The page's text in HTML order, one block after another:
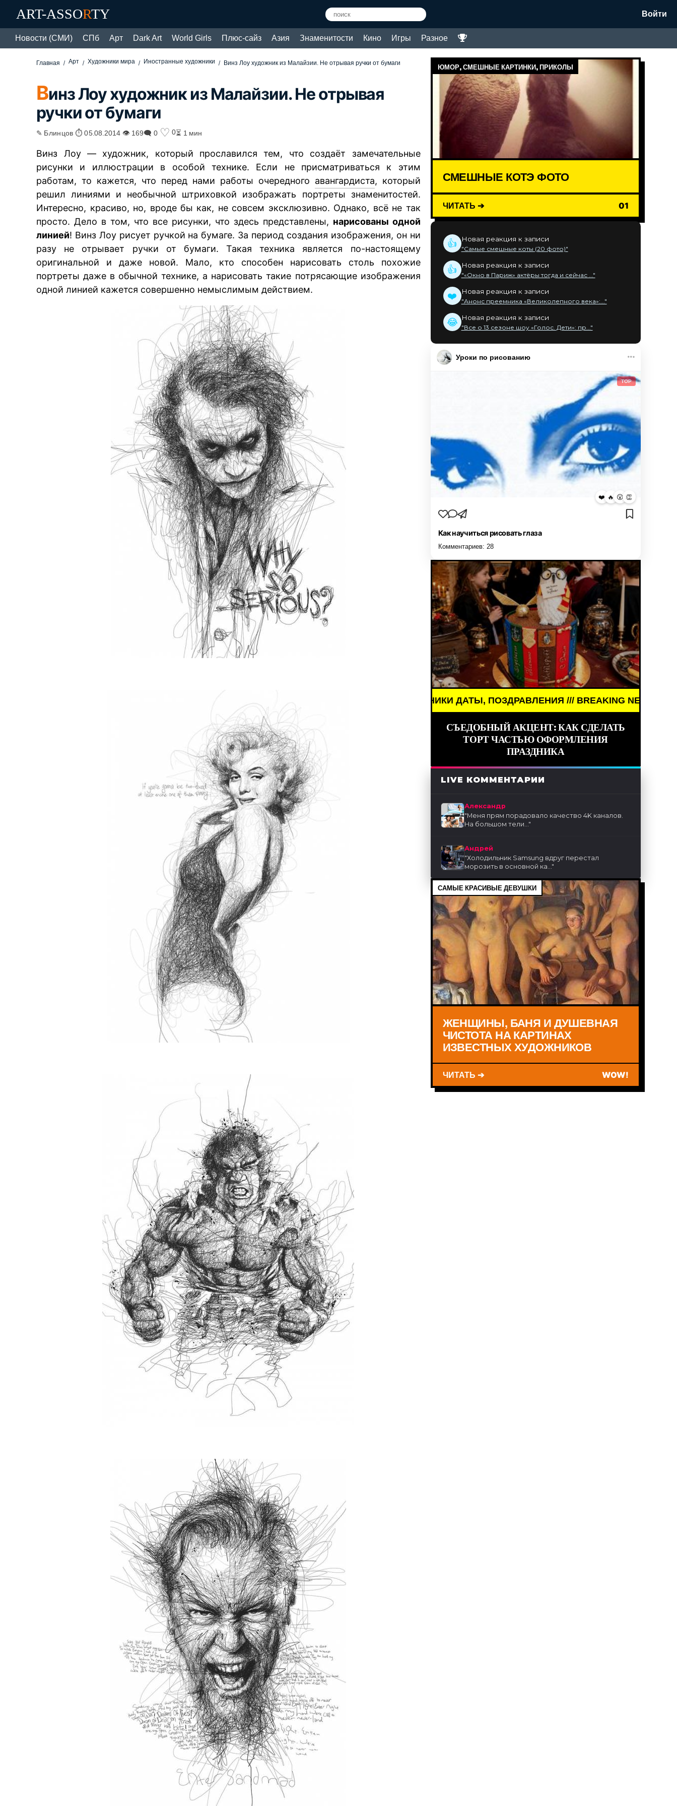
ART-ASSORTY Войти
Новости (СМИ) СПб Арт Dark Art World Girls Плюс-сайз Азия Знаменитости Кино Игры Разное
Главная Арт Художники мира Иностранные художники Винз Лоу художник из Малайзии. Не отрывая ручки от бумаги
Винз Лоу художник из Малайзии. Не отрывая
ручки от бумаги
✎ Блинцов ⏱ 05.08.2014 👁 169🗨 0 ♡ 0⏳ 1 мин
Винз Лоу — художник, который прославился тем, что создаёт замечательные
рисунки и иллюстрации в особой технике. Если не присматриваться к этим
работам, то кажется, что перед нами работы очередного авангардиста, который
решил линиями и необычной штриховкой изображать портреты знаменитостей.
Интересно, красиво, но, вроде бы как, не совсем эксклюзивно. Однако, всё не так
просто. Дело в том, что все рисунки, что здесь представлены, нарисованы одной
линией! Винз Лоу рисует ручкой на бумаге. За период создания изображения, он ни
разу не отрывает ручки от бумаги. Такая техника является по-настоящему
оригинальной и даже новой. Мало, кто способен нарисовать столь похожие
портреты даже в обычной технике, а нарисовать такие потрясающие изображения
одной линией кажется совершенно немыслимым действием.
ЮМОР, СМЕШНЫЕ КАРТИНКИ, ПРИКОЛЫ
СМЕШНЫЕ КОТЭ ФОТО
ЧИТАТЬ ➔ 01
👍 Новая реакция к записи
"Самые смешные коты (20 фото)"
👍 Новая реакция к записи
"«Окно в Париж» актёры тогда и сейчас ..."
❤️ Новая реакция к записи
"Анонс преемника «Великолепного века»:..."
😂 Новая реакция к записи
"Все о 13 сезоне шоу «Голос. Дети»: пр..."
Уроки по рисованию
TOP
❤️ 🔥 😮 👏
Как научиться рисовать глаза
Комментариев: 28
BREAKING NEWS /// НОВОСТИ (СМИ) /// ПРАЗДНИКИ ДАТЫ, ПОЗДРАВЛЕНИЯ /// BREAKING NEWS /// НОВОСТИ (СМИ)
СЪЕДОБНЫЙ АКЦЕНТ: КАК СДЕЛАТЬ
ТОРТ ЧАСТЬЮ ОФОРМЛЕНИЯ
ПРАЗДНИКА
LIVE КОММЕНТАРИИ
Александр
"Меня прям порадовало качество 4K каналов.
На большом тели..."
Андрей
"Холодильник Samsung вдруг перестал
морозить в основной ка..."
САМЫЕ КРАСИВЫЕ ДЕВУШКИ
ЖЕНЩИНЫ, БАНЯ И ДУШЕВНАЯ
ЧИСТОТА НА КАРТИНАХ
ИЗВЕСТНЫХ ХУДОЖНИКОВ
ЧИТАТЬ ➔ WOW!